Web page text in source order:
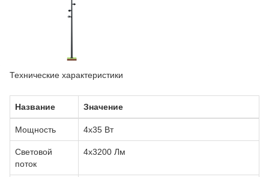
Технические характеристики
Название Значение
Мощность 4x35 Вт
Световой
поток
4х3200 Лм